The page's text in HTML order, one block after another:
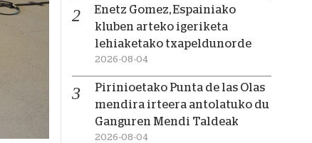
Enetz Gomez, Espainiako
kluben arteko igeriketa
lehiaketako txapeldunorde
2026-08-04
Pirinioetako Punta de las Olas
mendira irteera antolatuko du
Ganguren Mendi Taldeak
2026-08-04